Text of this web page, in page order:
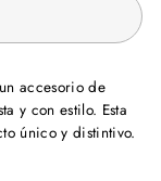
accesorio de
y con estilo. Esta
único y distintivo.